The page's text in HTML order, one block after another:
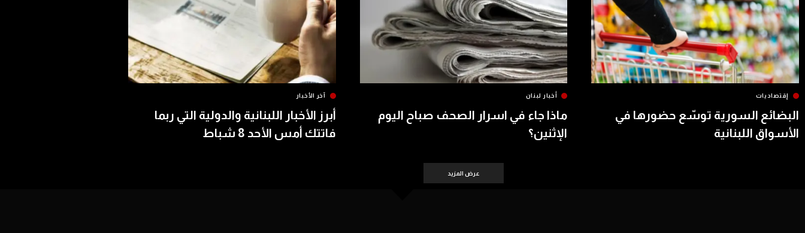
إقتصاديات
البضائع السورية توسّع حضورها في
الأسواق اللبنانية
أخبار لبنان
ماذا جاء في اسرار الصحف صباح اليوم
الإثنين؟
آخر الأخبار
أبرز الأخبار اللبنانية والدولية التي ربما
فاتتك أمس الأحد 8 شباط
عرض المزيد